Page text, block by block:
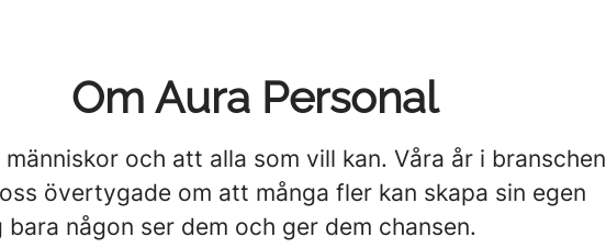
Om Aura Personal
och att alla som vill kan. Våra år i branschen
övertygade om att många fler kan skapa sin egen
bara någon ser dem och ger dem chansen.